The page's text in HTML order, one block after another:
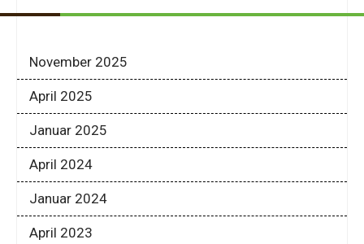
November 2025
April 2025
Januar 2025
April 2024
Januar 2024
April 2023